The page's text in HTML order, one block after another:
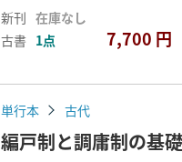
新刊 在庫なし
古書 1点 7,700 円
単行本 古代
編戸制と調庸制の基